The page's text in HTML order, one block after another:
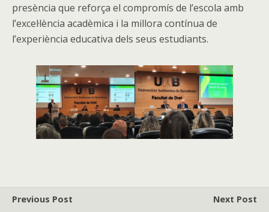
presència que reforça el compromís de l’escola amb
l’excel·lència acadèmica i la millora contínua de
l’experiència educativa dels seus estudiants.
Previous Post
Next Post